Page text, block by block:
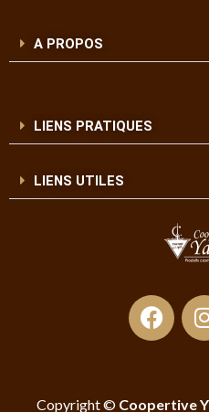
A PROPOS
LIENS PRATIQUES
LIENS UTILES
Copyright © Coopertive